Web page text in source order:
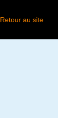
Retour au site